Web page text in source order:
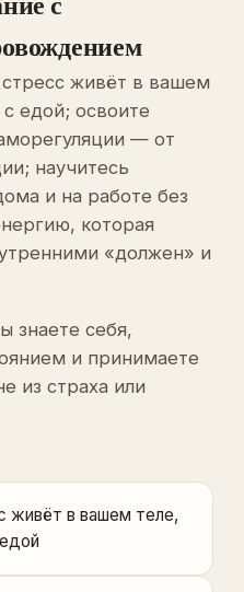
живёт в вашем
едой; освоите
— от
научитесь
и на работе без
которая
«должен» и
знаете себя,
и принимаете
из страха или
живёт в вашем теле,